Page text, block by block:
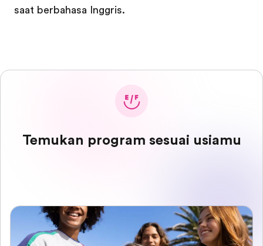
saat berbahasa Inggris.
Temukan program sesuai usiamu